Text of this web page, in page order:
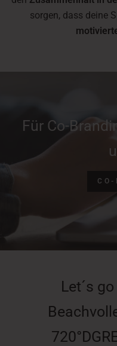
sorgen, dass deine
Für Co-
CO-
Let´s